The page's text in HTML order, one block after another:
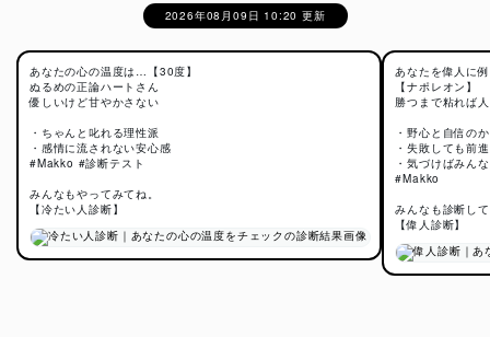
2026年08月09日 10:20 更新
あなたの心の温度は…【30度】
ぬるめの正論ハートさん
優しいけど甘やかさない
・ちゃんと叱れる理性派
・感情に流されない安心感
#Makko #診断テスト
みんなもやってみてね。
【冷たい人診断】
あなたを偉人に
【ナポレオン】
勝つまで粘れば
・野心と自信の
・失敗しても前
・気づけばみん
#Makko
みんなも診断し
【偉人診断】